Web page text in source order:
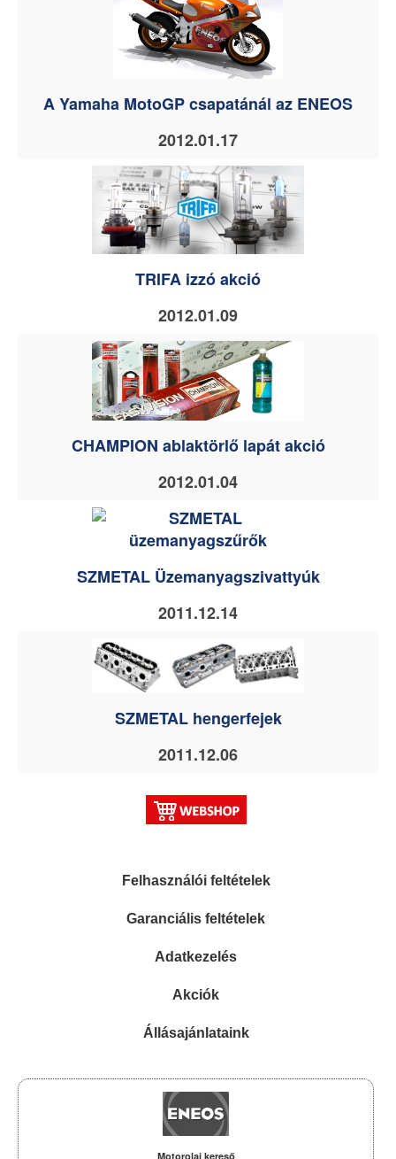
A Yamaha MotoGP csapatánál az ENEOS
2012.01.17
TRIFA izzó akció
2012.01.09
CHAMPION ablaktörlő lapát akció
2012.01.04
SZMETAL Üzemanyagszivattyúk
2011.12.14
SZMETAL hengerfejek
2011.12.06
Felhasználói feltételek
Garanciális feltételek
Adatkezelés
Akciók
Állásajánlataink
Motorolaj kereső